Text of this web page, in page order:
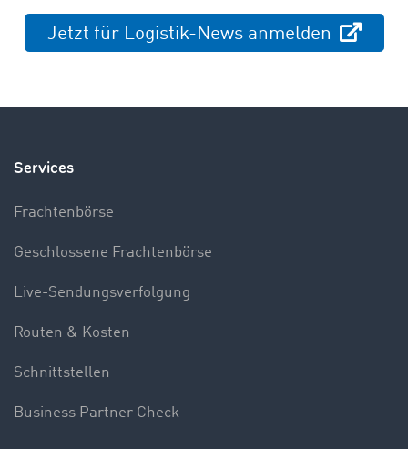
Jetzt für Logistik-News anmelden
Services
Frachtenbörse
Geschlossene Frachtenbörse
Live-Sendungsverfolgung
Routen & Kosten
Schnittstellen
Business Partner Check